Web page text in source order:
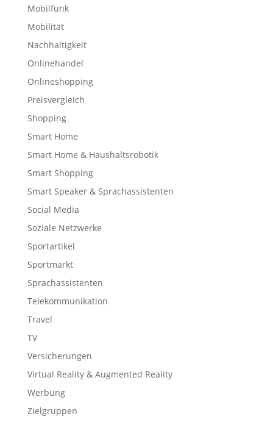
Mobilfunk
Mobilität
Nachhaltigkeit
Onlinehandel
Onlineshopping
Preisvergleich
Shopping
Smart Home
Smart Home & Haushaltsrobotik
Smart Shopping
Smart Speaker & Sprachassistenten
Social Media
Soziale Netzwerke
Sportartikel
Sportmarkt
Sprachassistenten
Telekommunikation
Travel
TV
Versicherungen
Virtual Reality & Augmented Reality
Werbung
Zielgruppen